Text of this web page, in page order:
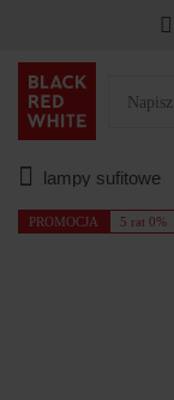
lampy sufitowe
PROMOCJA 5 rat 0%